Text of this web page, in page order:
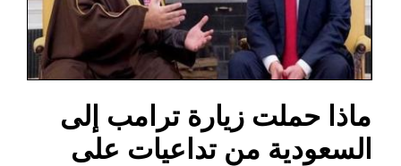
ماذا حملت زيارة ترامب إلى
السعودية من تداعيات على